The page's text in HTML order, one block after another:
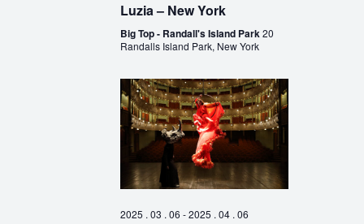
Luzia – New York
Big Top - Randall's Island Park20
Randalls Island Park, New York
2025 . 03 . 06 -2025 . 04 . 06